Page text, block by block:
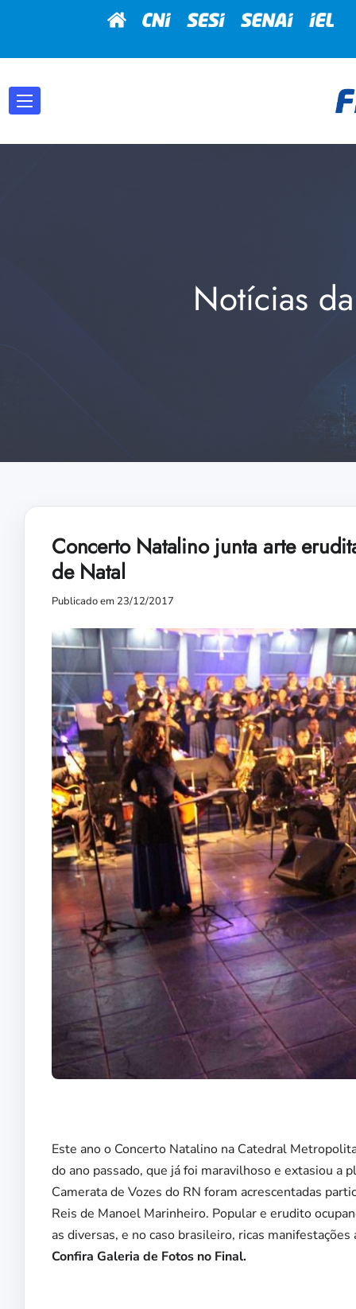
Notícias
Concerto Natalino junta arte
de Natal
Publicado em 23/12/2017
Este ano o Concerto Natalino na Catedral
do ano passado, que já foi maravilhoso e extasiou a
Camerata de Vozes do RN foram acrescentadas
Reis de Manoel Marinheiro. Popular e erudito
as diversas, e no caso brasileiro, ricas
Confira Galeria de Fotos no Final.